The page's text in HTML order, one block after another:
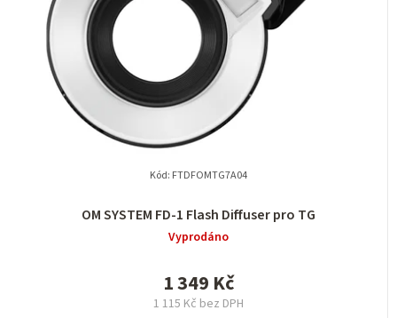
OM SYSTEM FD-1 Flash Diffuser pro TG
Vyprodáno
1 115 Kč bez DPH
1 349 Kč
Kód: FTDFOMTG7A04